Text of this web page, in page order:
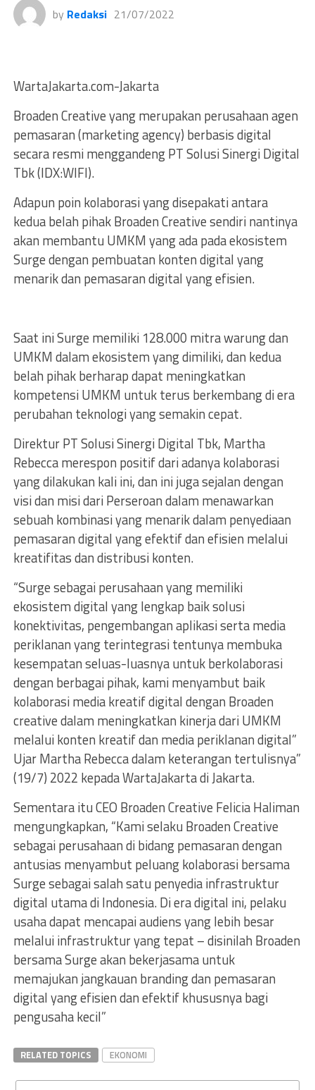
by Redaksi 21/07/2022
WartaJakarta.com-Jakarta
Broaden Creative yang merupakan perusahaan agen
pemasaran (marketing agency) berbasis digital
secara resmi menggandeng PT Solusi Sinergi Digital
Tbk (IDX:WIFI).
Adapun poin kolaborasi yang disepakati antara
kedua belah pihak Broaden Creative sendiri nantinya
akan membantu UMKM yang ada pada ekosistem
Surge dengan pembuatan konten digital yang
menarik dan pemasaran digital yang efisien.
Saat ini Surge memiliki 128.000 mitra warung dan
UMKM dalam ekosistem yang dimiliki, dan kedua
belah pihak berharap dapat meningkatkan
kompetensi UMKM untuk terus berkembang di era
perubahan teknologi yang semakin cepat.
Direktur PT Solusi Sinergi Digital Tbk, Martha
Rebecca merespon positif dari adanya kolaborasi
yang dilakukan kali ini, dan ini juga sejalan dengan
visi dan misi dari Perseroan dalam menawarkan
sebuah kombinasi yang menarik dalam penyediaan
pemasaran digital yang efektif dan efisien melalui
kreatifitas dan distribusi konten.
“Surge sebagai perusahaan yang memiliki
ekosistem digital yang lengkap baik solusi
konektivitas, pengembangan aplikasi serta media
periklanan yang terintegrasi tentunya membuka
kesempatan seluas-luasnya untuk berkolaborasi
dengan berbagai pihak, kami menyambut baik
kolaborasi media kreatif digital dengan Broaden
creative dalam meningkatkan kinerja dari UMKM
melalui konten kreatif dan media periklanan digital”
Ujar Martha Rebecca dalam keterangan tertulisnya”
(19/7) 2022 kepada WartaJakarta di Jakarta.
Sementara itu CEO Broaden Creative Felicia Haliman
mengungkapkan, “Kami selaku Broaden Creative
sebagai perusahaan di bidang pemasaran dengan
antusias menyambut peluang kolaborasi bersama
Surge sebagai salah satu penyedia infrastruktur
digital utama di Indonesia. Di era digital ini, pelaku
usaha dapat mencapai audiens yang lebih besar
melalui infrastruktur yang tepat – disinilah Broaden
bersama Surge akan bekerjasama untuk
memajukan jangkauan branding dan pemasaran
digital yang efisien dan efektif khususnya bagi
pengusaha kecil”
RELATED TOPICS EKONOMI